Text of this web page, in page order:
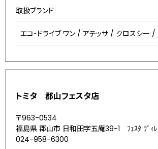
取扱ブランド
エコ・ドライブ ワン / アテッサ / クロスシー /
トミタ 郡山フェスタ店
〒963-0534
福島県 郡山市 日和田字五庵39-1 ﾌｪｽﾀ ｳﾞｨﾚ
024-958-6300